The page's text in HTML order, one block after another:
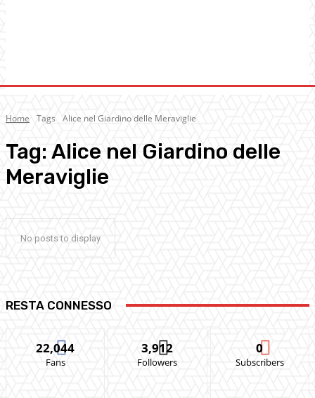
Home Tags Alice nel Giardino delle Meraviglie
Tag:Alice nel Giardino delle
Meraviglie
No posts to display
RESTA CONNESSO
22,044
Fans
3,912
Followers
0
Subscribers